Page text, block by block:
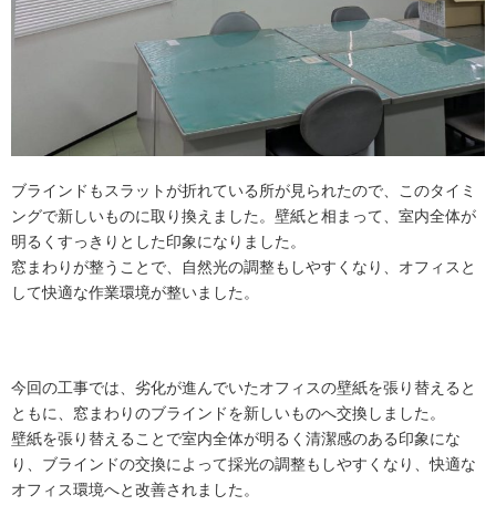
ブラインドもスラットが折れている所が見られたので、このタイミ
ングで新しいものに取り換えました。壁紙と相まって、室内全体が
明るくすっきりとした印象になりました。
窓まわりが整うことで、自然光の調整もしやすくなり、オフィスと
して快適な作業環境が整いました。
今回の工事では、劣化が進んでいたオフィスの壁紙を張り替えると
ともに、窓まわりのブラインドを新しいものへ交換しました。
壁紙を張り替えることで室内全体が明るく清潔感のある印象にな
り、ブラインドの交換によって採光の調整もしやすくなり、快適な
オフィス環境へと改善されました。